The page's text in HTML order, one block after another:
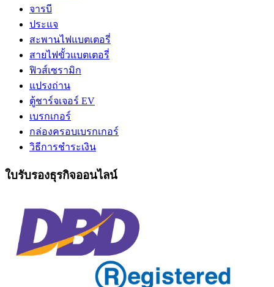
จารบี
ประแจ
สะพานไฟแบตเตอรี่
สายไฟขั้วแบตเตอรี่
ฟิวส์เซรามิก
แปรงถ่าน
ตู้ชาร์จเจอร์ EV
เบรกเกอร์
กล่องครอบเบรกเกอร์
วิธีการชำระเงิน
ใบรับรองธุรกิจออนไลน์